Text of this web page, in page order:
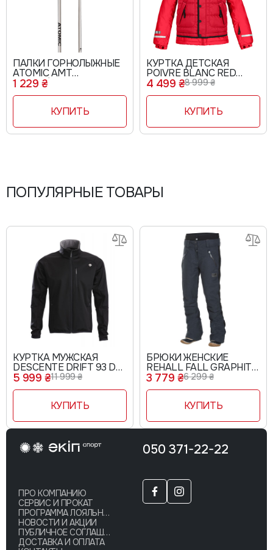
ПАЛКИ ГОРНОЛЫЖНЫЕ
ATOMIC AMT
SILVER/BLACK
AJ5005430
1 229 ₴
КУПИТЬ
КУРТКА ДЕТСКАЯ
POIVRE BLANC RED
W15-0901-JRBY
4 499 ₴8 999 ₴
КУПИТЬ
ПОПУЛЯРНЫЕ ТОВАРЫ
КУРТКА МУЖСКАЯ
DESCENTE DRIFT 93 D7-
8461
5 999 ₴11 999 ₴
КУПИТЬ
БРЮКИ ЖЕНСКИЕ
REHALL FALL GRAPHITE
88275
3 779 ₴6 299 ₴
КУПИТЬ
050 371-22-22
ПРО КОМПАНИЮ
СЕРВИС И ПРОКАТ
ПРОГРАММА ЛОЯЛЬНОСТИ
НОВОСТИ И АКЦИИ
ПУБЛИЧНОЕ СОГЛАШЕНИЕ
ДОСТАВКА И ОПЛАТА